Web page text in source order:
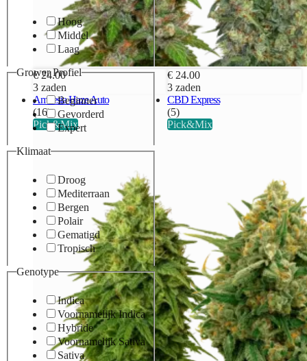
Hoog
Middel
Laag
Grower Profiel
Beginner
Gevorderd
Expert
Klimaat
Droog
Mediterraan
Bergen
Polair
Gematigd
Tropisch
Genotype
Indica
Voornamelijk Indica
Hybride
Voornamelijk Sativa
Sativa
€ 24.00
3 zaden
€ 24.00
3 zaden
Amnesia Haze Auto
(16)
Pick&Mix
CBD Express
(5)
Pick&Mix